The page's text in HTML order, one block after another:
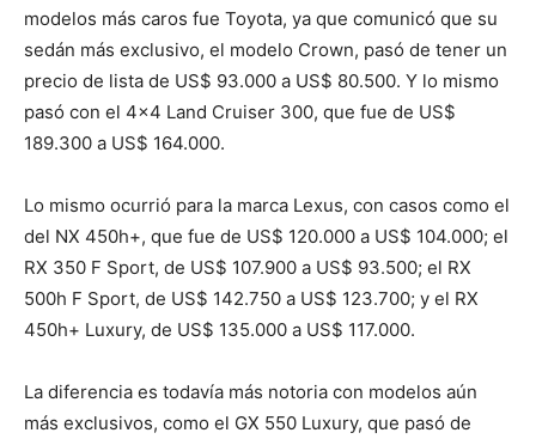
modelos más caros fue Toyota, ya que comunicó que su
sedán más exclusivo, el modelo Crown, pasó de tener un
precio de lista de US$ 93.000 a US$ 80.500. Y lo mismo
pasó con el 4×4 Land Cruiser 300, que fue de US$
189.300 a US$ 164.000.
Lo mismo ocurrió para la marca Lexus, con casos como el
del NX 450h+, que fue de US$ 120.000 a US$ 104.000; el
RX 350 F Sport, de US$ 107.900 a US$ 93.500; el RX
500h F Sport, de US$ 142.750 a US$ 123.700; y el RX
450h+ Luxury, de US$ 135.000 a US$ 117.000.
La diferencia es todavía más notoria con modelos aún
más exclusivos, como el GX 550 Luxury, que pasó de